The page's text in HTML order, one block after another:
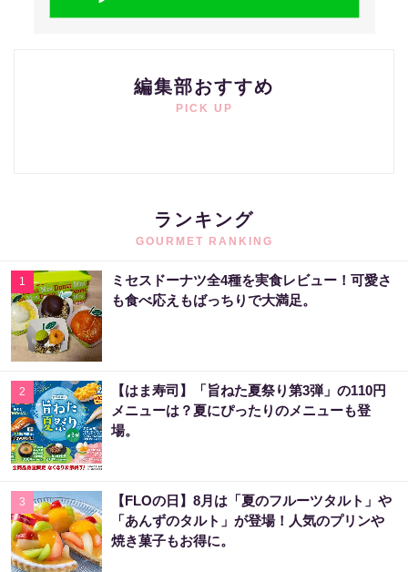
編集部おすすめ
PICK UP
ランキング
GOURMET RANKING
1
ミセスドーナツ全4種を実食レビュー！可愛さ
も食べ応えもばっちりで大満足。
2
【はま寿司】「旨ねた夏祭り第3弾」の110円
メニューは？夏にぴったりのメニューも登
場。
3
【FLOの日】8月は「夏のフルーツタルト」や
「あんずのタルト」が登場！人気のプリンや
焼き菓子もお得に。